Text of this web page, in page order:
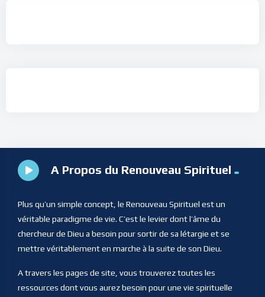
A Propos du Renouveau Spirituel
Plus qu’un simple concept, le Renouveau Spirituel est un
véritable paradigme de vie. C’est le levier dont l’âme du
chercheur de Dieu a besoin pour sortir de sa létargie et se
mettre véritablement en marche à la suite de son Dieu.
A travers les pages de site, vous trouverez toutes les
ressources dont vous aurez besoin pour une vie spirituelle